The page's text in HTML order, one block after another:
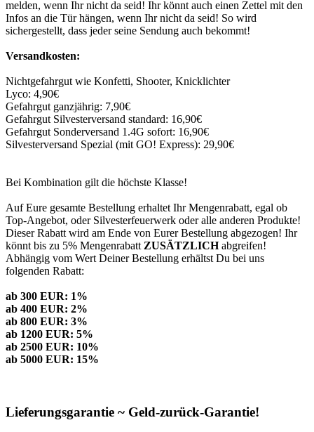
melden, wenn Ihr nicht da seid! Ihr könnt auch einen Zettel mit den
Infos an die Tür hängen, wenn Ihr nicht da seid! So wird
sichergestellt, dass jeder seine Sendung auch bekommt!
Versandkosten:
Nichtgefahrgut wie Konfetti, Shooter, Knicklichter
Lyco: 4,90€
Gefahrgut ganzjährig: 7,90€
Gefahrgut Silvesterversand standard: 16,90€
Gefahrgut Sonderversand 1.4G sofort: 16,90€
Silvesterversand Spezial (mit GO! Express): 29,90€
Bei Kombination gilt die höchste Klasse!
Auf Eure gesamte Bestellung erhaltet Ihr Mengenrabatt, egal ob
Top-Angebot, oder Silvesterfeuerwerk oder alle anderen Produkte!
Dieser Rabatt wird am Ende von Eurer Bestellung abgezogen! Ihr
könnt bis zu 5% Mengenrabatt ZUSÄTZLICHabgreifen!
Abhängig vom Wert Deiner Bestellung erhältst Du bei uns
folgenden Rabatt:
ab 300 EUR: 1%
ab 400 EUR: 2%
ab 800 EUR: 3%
ab 1200 EUR: 5%
ab 2500 EUR: 10%
ab 5000 EUR: 15%
Lieferungsgarantie ~ Geld-zurück-Garantie!